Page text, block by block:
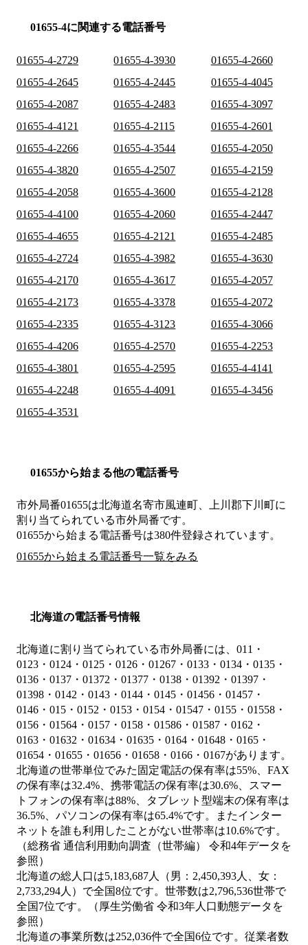
01655-4に関連する電話番号
01655-4-2729 01655-4-3930
01655-4-2660
01655-4-2645
01655-4-2445
01655-4-4045
01655-4-2087
01655-4-2483
01655-4-3097
01655-4-4121
01655-4-2115
01655-4-2601
01655-4-2266
01655-4-3544
01655-4-2050
01655-4-3820
01655-4-2507
01655-4-2159
01655-4-2058
01655-4-3600
01655-4-2128
01655-4-4100
01655-4-2060
01655-4-2447
01655-4-4655
01655-4-2121
01655-4-2485
01655-4-2724
01655-4-3982
01655-4-3630
01655-4-2170
01655-4-3617
01655-4-2057
01655-4-2173
01655-4-3378
01655-4-2072
01655-4-2335
01655-4-3123
01655-4-3066
01655-4-4206
01655-4-2570
01655-4-2253
01655-4-3801
01655-4-2595
01655-4-4141
01655-4-2248
01655-4-4091
01655-4-3456
01655-4-3531
01655から始まる他の電話番号
市外局番01655は北海道名寄市風連町、上川郡下川町に
割り当てられている市外局番です。
01655から始まる電話番号は380件登録されています。
01655から始まる電話番号一覧をみる
北海道の電話番号情報
北海道に割り当てられている市外局番には、011・
0123・0124・0125・0126・01267・0133・0134・0135・
0136・0137・01372・01377・0138・01392・01397・
01398・0142・0143・0144・0145・01456・01457・
0146・015・0152・0153・0154・01547・0155・01558・
0156・01564・0157・0158・01586・01587・0162・
0163・01632・01634・01635・0164・01648・0165・
01654・01655・01656・01658・0166・0167があります。
北海道の世帯単位でみた固定電話の保有率は55%、FAX
の保有率は32.4%、携帯電話の保有率は30.6%、スマー
トフォンの保有率は88%、タブレット型端末の保有率は
36.5%、パソコンの保有率は65.4%です。またインター
ネットを誰も利用したことがない世帯率は10.6%です。
（総務省 通信利用動向調査（世帯編） 令和4年データを
参照）
北海道の総人口は5,183,687人（男：2,450,393人、女：
2,733,294人）で全国8位です。世帯数は2,796,536世帯で
全国7位です。（厚生労働省 令和3年人口動態データを
参照）
北海道の事業所数は252,036件で全国6位です。従業者数